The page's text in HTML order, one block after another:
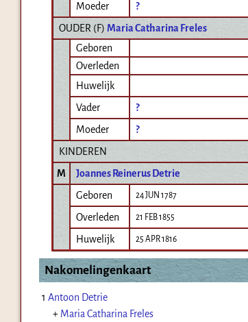
Moeder
?
OUDER (F) Maria Catharina Freles
Geboren
Overleden
Huwelijk
Vader
?
Moeder
?
KINDEREN
M
Joannes Reinerus Detrie
Geboren
24 JUN 1787
Overleden
21 FEB 1855
Huwelijk
25 APR 1816
Nakomelingenkaart
1 Antoon Detrie
+ Maria Catharina Freles